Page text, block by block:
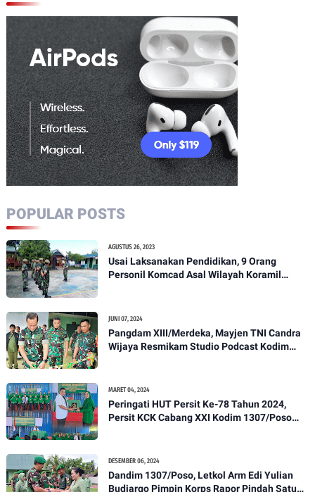
POPULAR POSTS
AGUSTUS 26, 2023
Usai Laksanakan Pendidikan, 9 Orang
Personil Komcad Asal Wilayah Koramil
JUNI 07, 2024
Pangdam XIII/Merdeka, Mayjen TNI Candra
Wijaya Resmikam Studio Podcast Kodim
MARET 04, 2024
Peringati HUT Persit Ke-78 Tahun 2024,
Persit KCK Cabang XXI Kodim 1307/Poso
DESEMBER 06, 2024
Dandim 1307/Poso, Letkol Arm Edi Yulian
Budiargo Pimpin Korps Rapor Pindah Satuan